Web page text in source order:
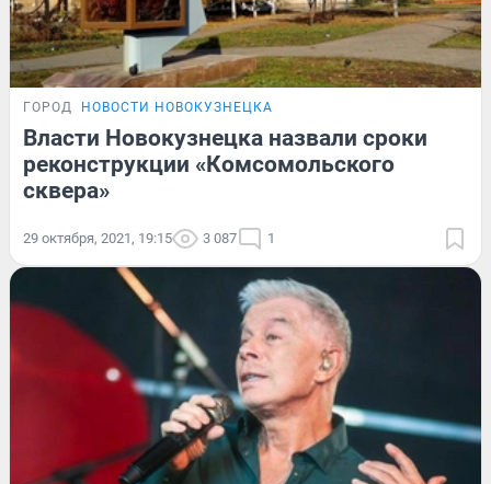
ГОРОД НОВОСТИ НОВОКУЗНЕЦКА
Власти Новокузнецка назвали сроки
реконструкции «Комсомольского
сквера»
29 октября, 2021, 19:15 3 087 1